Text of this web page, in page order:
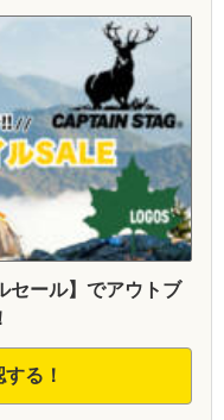
セール】でアウトブ
る！